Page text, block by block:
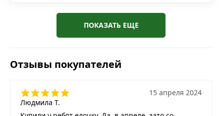
ПОКАЗАТЬ ЕЩЕ
Отзывы покупателей
Людмила Т.
15 апреля 2024